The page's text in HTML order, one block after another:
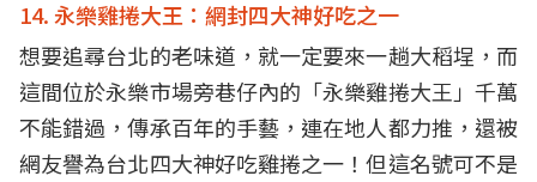
14. 永樂雞捲大王：網封四大神好吃之一
想要追尋台北的老味道，就一定要來一趟大稻埕，而
這間位於永樂市場旁巷仔內的「永樂雞捲大王」千萬
不能錯過，傳承百年的手藝，連在地人都力推，還被
網友譽為台北四大神好吃雞捲之一！但這名號可不是